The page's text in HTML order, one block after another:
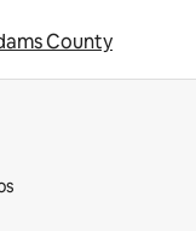
County